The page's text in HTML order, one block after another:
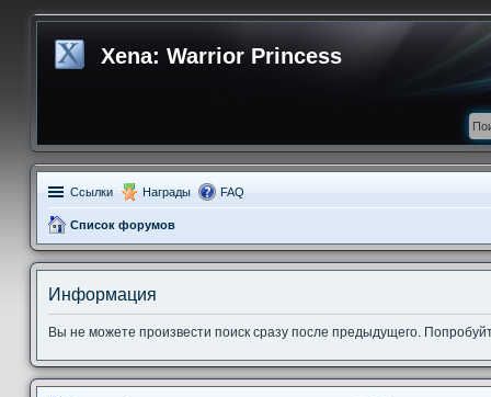
Xena: Warrior Princess
Ссылки Награды FAQ
Список форумов
Информация
Вы не можете произвести поиск сразу после предыдущего.